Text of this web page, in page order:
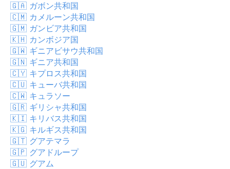
🇬🇦 ガボン共和国
🇨🇲 カメルーン共和国
🇬🇲 ガンビア共和国
🇰🇭 カンボジア国
🇬🇼 ギニアビサウ共和国
🇬🇳 ギニア共和国
🇨🇾 キプロス共和国
🇨🇺 キューバ共和国
🇨🇼 キュラソー
🇬🇷 ギリシャ共和国
🇰🇮 キリバス共和国
🇰🇬 キルギス共和国
🇬🇹 グアテマラ
🇬🇵 グアドループ
🇬🇺 グアム